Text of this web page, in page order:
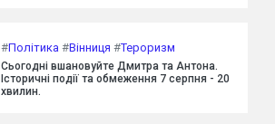
#Політика #Вінниця #Тероризм
Сьогодні вшановуйте Дмитра та Антона.
Історичні події та обмеження 7 серпня - 20
хвилин.